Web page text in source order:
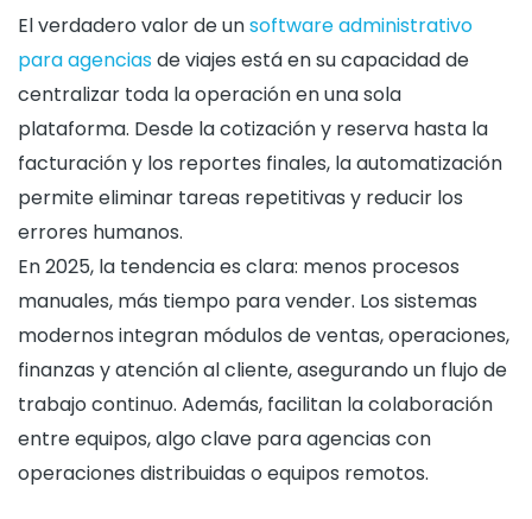
El verdadero valor de unsoftware administrativo
para agenciasde viajes está en su capacidad de
centralizar toda la operación en una sola
plataforma. Desde la cotización y reserva hasta la
facturación y los reportes finales, la automatización
permite eliminar tareas repetitivas y reducir los
errores humanos.
En 2025, la tendencia es clara: menos procesos
manuales, más tiempo para vender. Los sistemas
modernos integran módulos de ventas, operaciones,
finanzas y atención al cliente, asegurando un flujo de
trabajo continuo. Además, facilitan la colaboración
entre equipos, algo clave para agencias con
operaciones distribuidas o equipos remotos.